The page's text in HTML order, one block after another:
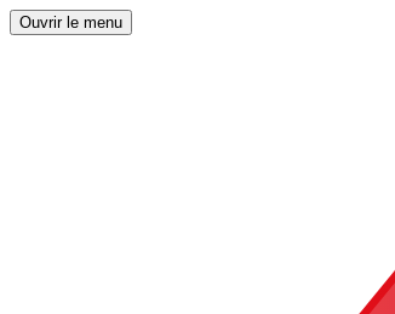
Ouvrir le menu